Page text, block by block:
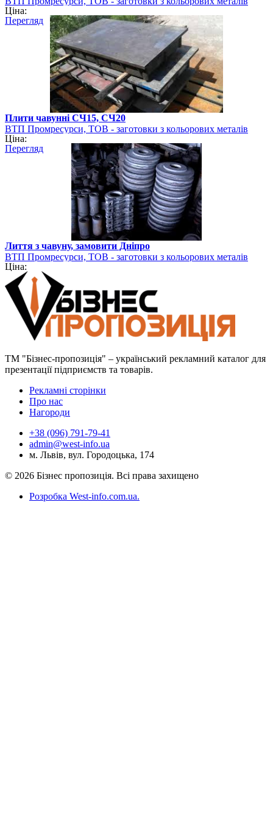
Ціна:
Перегляд
Плити чавунні СЧ15, СЧ20
ВТП Промресурси, ТОВ - заготовки з кольорових металів
Ціна:
Перегляд
Лиття з чавуну, замовити Дніпро
ВТП Промресурси, ТОВ - заготовки з кольорових металів
Ціна:
ТМ "Бізнес-пропозиція" – український рекламний каталог для
презентації підприємств та товарів.
Рекламні сторінки
Про нас
Нагороди
+38 (096) 791-79-41
admin@west-info.ua
м. Львів, вул. Городоцька, 174
© 2026 Бізнес пропозиція. Всі права захищено
Розробка West-info.com.ua.